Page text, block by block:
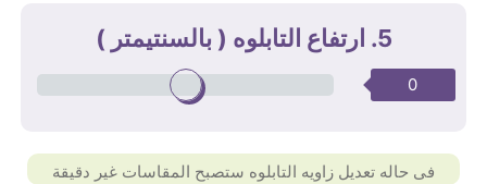
5. ارتفاع التابلوه ( بالسنتيمتر )
0
فى حاله تعديل زاويه التابلوه ستصبح المقاسات غير دقيقة